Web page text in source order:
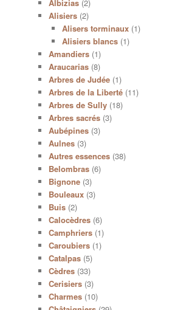
Albizias(2)
Alisiers(2)
Alisers torminaux (1)
Alisiers blancs (1)
Amandiers(1)
Araucarias(8)
Arbres de Judée(1)
Arbres de la Liberté(11)
Arbres de Sully(18)
Arbres sacrés(3)
Aubépines(3)
Aulnes(3)
Autres essences(38)
Belombras(6)
Bignone(3)
Bouleaux(3)
Buis(2)
Calocèdres(6)
Camphriers(1)
Caroubiers(1)
Catalpas(5)
Cèdres(33)
Cerisiers(3)
Charmes(10)